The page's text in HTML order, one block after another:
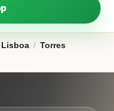
Lisboa / Torres